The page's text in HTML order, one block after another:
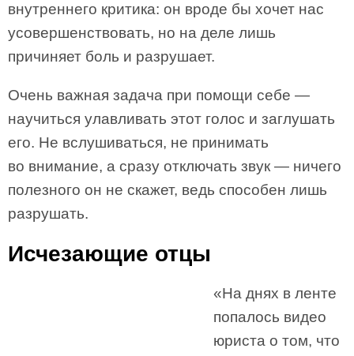
внутреннего критика: он вроде бы хочет нас
усовершенствовать, но на деле лишь
причиняет боль и разрушает.
Очень важная задача при помощи себе —
научиться улавливать этот голос и заглушать
его. Не вслушиваться, не принимать
во внимание, а сразу отключать звук — ничего
полезного он не скажет, ведь способен лишь
разрушать.
Исчезающие отцы
«На днях в ленте
попалось видео
юриста о том, что